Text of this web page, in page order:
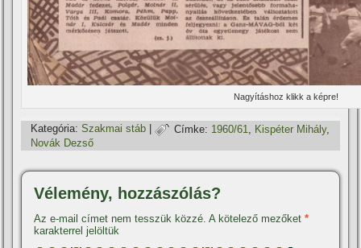
Nagyí­táshoz klikk a képre!
Kategória: Szakmai stáb | Címke: 1960/61 Kispéter Mihály,
Novák Dezső
Vélemény, hozzászólás?
Az e-mail címet nem tesszük közzé. A kötelező mezőket*
karakterrel jelöltük